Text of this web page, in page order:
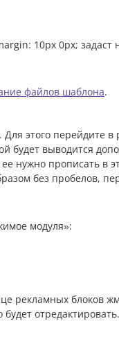
10px 0px;
файлов шаблона.
этого перейдите в
будет выводится
нужно прописать в
без пробелов,
модуля»:
рекламных блоков